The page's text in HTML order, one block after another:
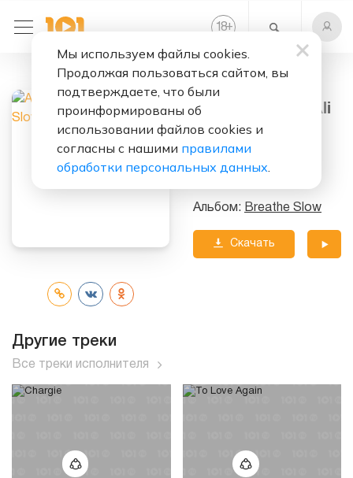
18+
Breathe Slow (Ali
Payami Remix)
Альбом: Breathe Slow
Скачать
Другие треки
Все треки исполнителя
Мы используем файлы cookies.
Продолжая пользоваться сайтом, вы
подтверждаете, что были
проинформированы об
использовании файлов cookies и
согласны с нашими правилами
обработки персональных данных.